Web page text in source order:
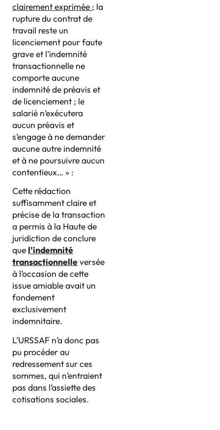
clairement exprimée ; la
rupture du contrat de
travail reste un
licenciement pour faute
grave et l’indemnité
transactionnelle ne
comporte aucune
indemnité de préavis et
de licenciement ; le
salarié n’exécutera
aucun préavis et
s’engage à ne demander
aucune autre indemnité
et à ne poursuivre aucun
contentieux… » :
Cette rédaction
suffisamment claire et
précise de la transaction
a permis à la Haute de
juridiction de conclure
que l’indemnité
transactionnelleversée
à l’occasion de cette
issue amiable avait un
fondement
exclusivement
indemnitaire.
L’URSSAF n’a donc pas
pu procéder au
redressement sur ces
sommes, qui n’entraient
pas dans l’assiette des
cotisations sociales.